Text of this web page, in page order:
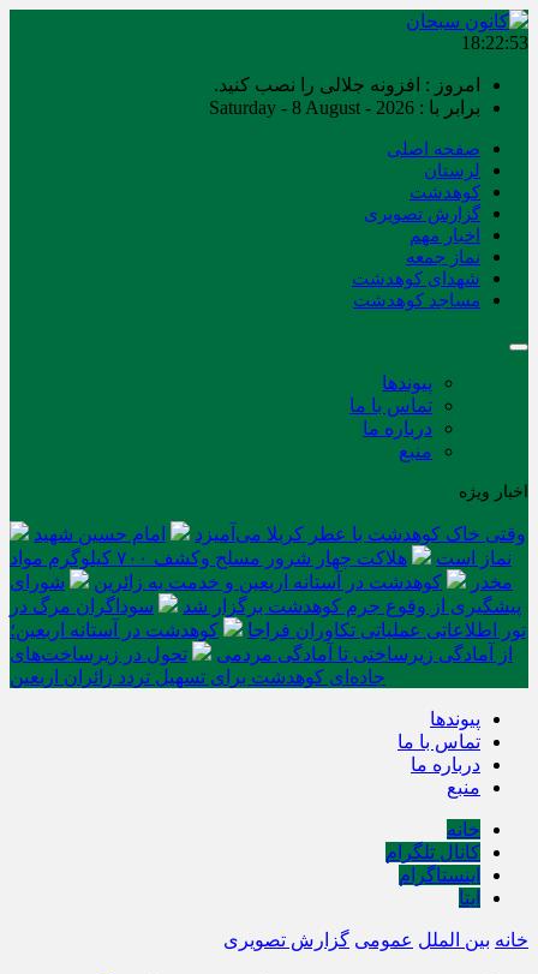
18:22:54
امروز : افزونه جلالی را نصب کنید.
برابر با : Saturday - 8 August - 2026
صفحه اصلی
لرستان
کوهدشت
گزارش تصویری
اخبار مهم
نماز جمعه
شهدای کوهدشت
مساجد کوهدشت
پیوندها
تماس با ما
درباره ما
منبع
اخبار ویژه
وقتی خاک کوهدشت با عطر کربلا می‌آمیزد
امام حسین شهید
نماز است
هلاکت چهار شرور مسلح وکشف ۷۰۰ کیلوگرم مواد
مخدر
کوهدشت در آستانه اربعین و خدمت‌ به زائرین
شورای
پیشگیری از وقوع جرم کوهدشت برگزار شد
سوداگران مرگ در
تور اطلاعاتی عملیاتی تکاوران فراجا
کوهدشت در آستانه اربعین؛
از آمادگی زیرساختی تا آمادگی مردمی
تحول در زیرساخت‌های
جاده‌ای کوهدشت برای تسهیل تردد زائران اربعین
پیوندها
تماس با ما
درباره ما
منبع
خانه
کانال تلگرام
اینستاگرام
ایتا
خانه بین الملل عمومی گزارش تصویری